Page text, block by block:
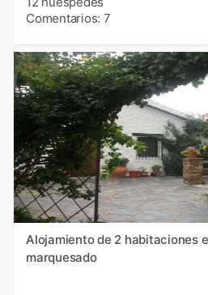
Comentarios: 7
Alojamiento de 2 habitaciones
marquesado